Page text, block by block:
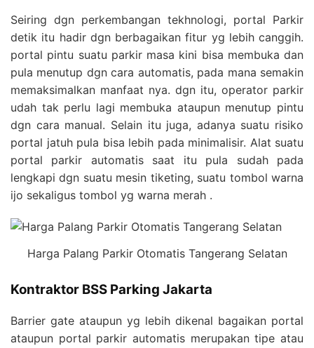
Seiring dgn perkembangan tekhnologi, portal Parkir
detik itu hadir dgn berbagaikan fitur yg lebih canggih.
portal pintu suatu parkir masa kini bisa membuka dan
pula menutup dgn cara automatis, pada mana semakin
memaksimalkan manfaat nya. dgn itu, operator parkir
udah tak perlu lagi membuka ataupun menutup pintu
dgn cara manual. Selain itu juga, adanya suatu risiko
portal jatuh pula bisa lebih pada minimalisir. Alat suatu
portal parkir automatis saat itu pula sudah pada
lengkapi dgn suatu mesin tiketing, suatu tombol warna
ijo sekaligus tombol yg warna merah .
Harga Palang Parkir Otomatis Tangerang Selatan
Kontraktor BSS Parking Jakarta
Barrier gate ataupun yg lebih dikenal bagaikan portal
ataupun portal parkir automatis merupakan tipe atau